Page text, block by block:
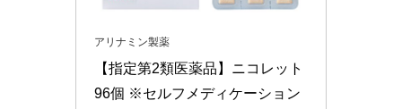
アリナミン製薬
【指定第2類医薬品】ニコレット
96個 ※セルフメディケーション